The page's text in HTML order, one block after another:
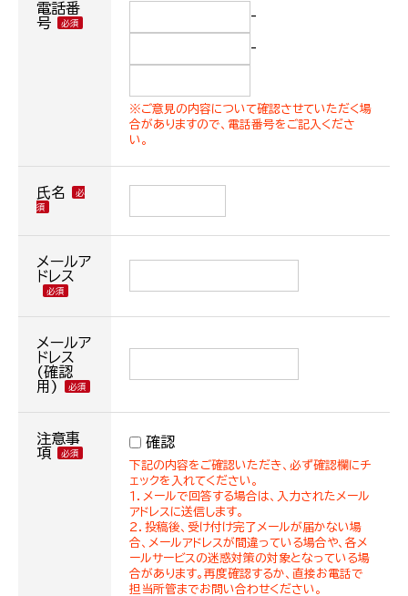
電話番
号
-
-
※ご意見の内容について確認させていただく場
合がありますので、電話番号をご記入くださ
い。
氏名
メールア
ドレス
メールア
ドレス
(確認
用)
注意事
項
確認
下記の内容をご確認いただき、必ず確認欄にチ
ェックを入れてください。
１．メールで回答する場合は、入力されたメール
アドレスに送信します。
２．投稿後、受け付け完了メールが届かない場
合、メールアドレスが間違っている場合や、各メ
ールサービスの迷惑対策の対象となっている場
合があります。再度確認するか、直接お電話で
担当所管までお問い合わせください。